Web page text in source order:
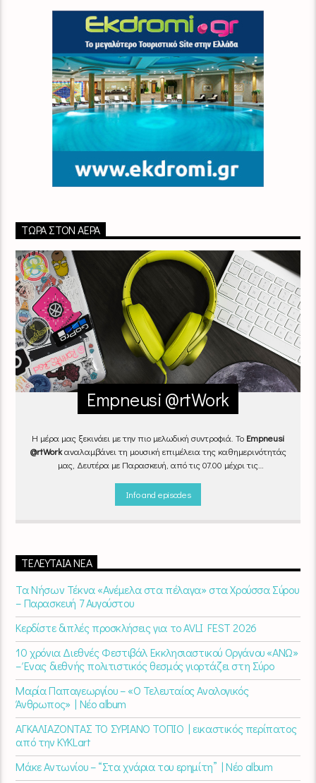
ΤΏΡΑ ΣΤΟΝ ΑΈΡΑ
Empneusi @rtWork
Η μέρα μας ξεκινάει με την πιο μελωδική συντροφιά. Το Empneusi
@rtWorkαναλαμβάνει τη μουσική επιμέλεια της καθημερινότητάς
μας, Δευτέρα με Παρασκευή, από τις 07.00 μέχρι τις
εναλλάσσονται αρμονικά, θυμίζοντάς μας πως δουλειά και
Καθημερινά(Δευτέρα-Παρασκευή)
Info and episodes
ΤΕΛΕΥΤΑΊΑ ΝΈΑ
Τα Νήσων Τέκνα «Ανέμελα στα πέλαγα» στα Χρούσσα Σύρου
– Παρασκευή 7 Αυγούστου
Κερδίστε διπλές προσκλήσεις για το AVLI FEST 2026
10 χρόνια Διεθνές Φεστιβάλ Εκκλησιαστικού Οργάνου «ΑΝΩ»
– Ένας διεθνής πολιτιστικός θεσμός γιορτάζει στη Σύρο​
Μαρία Παπαγεωργίου – «Ο Τελευταίος Αναλογικός
Άνθρωπος» | Νέο album
ΑΓΚΑΛΙΑΖΟΝΤΑΣ ΤΟ ΣΥΡΙΑΝΟ ΤΟΠΙΟ | εικαστικός περίπατος
από την KYKLart
Μάκε Αντωνίου – “Στα χνάρια του ερημίτη” | Νέο album